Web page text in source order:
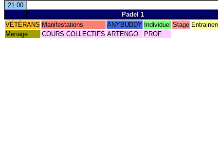
21:00
Padel 1
VÉTÉRANS Manifestations ANYBUDDY Individuel Stage
Menage
COURS COLLECTIFS ARTENGO PROF